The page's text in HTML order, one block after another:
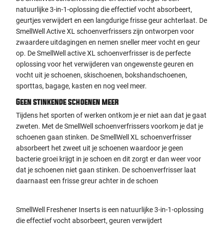
natuurlijke 3-in-1-oplossing die effectief vocht absorbeert,
geurtjes verwijdert en een langdurige frisse geur achterlaat. De
SmellWell Active XL schoenverfrissers zijn ontworpen voor
zwaardere uitdagingen en nemen sneller meer vocht en geur
op. De SmellWell active XL schoenverfrisser is de perfecte
oplossing voor het verwijderen van ongewenste geuren en
vocht uit je schoenen, skischoenen, bokshandschoenen,
sporttas, bagage, kasten en nog veel meer.
Geen stinkende schoenen meer
Tijdens het sporten of werken ontkom je er niet aan dat je gaat
zweten. Met de SmellWell schoenverfrissers voorkom je dat je
schoenen gaan stinken. De SmellWell XL schoenverfrisser
absorbeert het zweet uit je schoenen waardoor je geen
bacterie groei krijgt in je schoen en dit zorgt er dan weer voor
dat je schoenen niet gaan stinken. De schoenverfrisser laat
daarnaast een frisse greur achter in de schoen
SmellWell Freshener Inserts is een natuurlijke 3-in-1-oplossing
die effectief vocht absorbeert, geuren verwijdert